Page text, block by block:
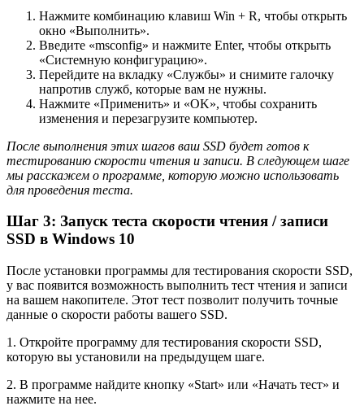
Нажмите комбинацию клавиш Win + R, чтобы открыть
окно «Выполнить».
Введите «msconfig» и нажмите Enter, чтобы открыть
«Системную конфигурацию».
Перейдите на вкладку «Службы» и снимите галочку
напротив служб, которые вам не нужны.
Нажмите «Применить» и «OK», чтобы сохранить
изменения и перезагрузите компьютер.
После выполнения этих шагов ваш SSD будет готов к
тестированию скорости чтения и записи. В следующем шаге
мы расскажем о программе, которую можно использовать
для проведения теста.
Шаг 3: Запуск теста скорости чтения / записи
SSD в Windows 10
После установки программы для тестирования скорости SSD,
у вас появится возможность выполнить тест чтения и записи
на вашем накопителе. Этот тест позволит получить точные
данные о скорости работы вашего SSD.
1. Откройте программу для тестирования скорости SSD,
которую вы установили на предыдущем шаге.
2. В программе найдите кнопку «Start» или «Начать тест» и
нажмите на нее.